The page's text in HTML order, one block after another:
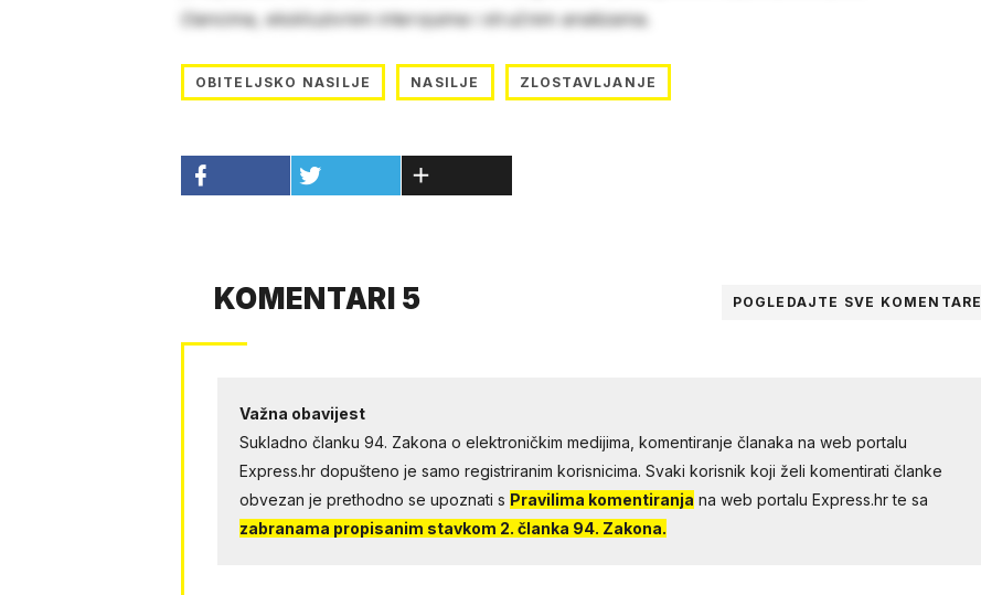
člancima, ekskluzivnim intervjuima i stručnim analizama.
OBITELJSKO NASILJE NASILJE ZLOSTAVLJANJE
KOMENTARI 5 POGLEDAJTE SVE KOMENTARE
Važna obavijest
Sukladno članku 94. Zakona o elektroničkim medijima, komentiranje članaka na web portalu
Express.hr dopušteno je samo registriranim korisnicima. Svaki korisnik koji želi komentirati članke
obvezan je prethodno se upoznati s Pravilima komentiranja na web portalu Express.hr te sa
zabranama propisanim stavkom 2. članka 94. Zakona.